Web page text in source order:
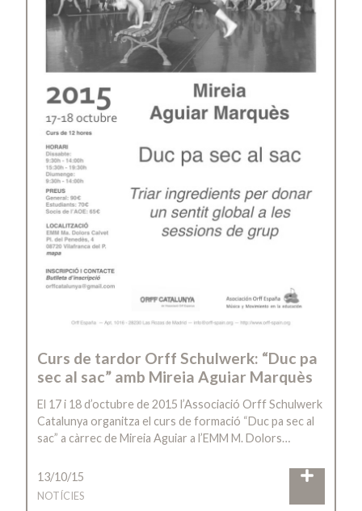
Curs de tardor Orff Schulwerk: “Duc pa
sec al sac” amb Mireia Aguiar Marquès
El 17 i 18 d’octubre de 2015 l’Associació Orff Schulwerk
Catalunya organitza el curs de formació “Duc pa sec al
sac” a càrrec de Mireia Aguiar a l’EMM M. Dolors…
13/10/15
NOTÍCIES